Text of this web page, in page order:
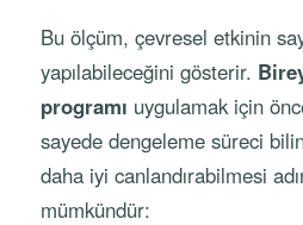
Bu ölçüm, çevresel etkinin
yapılabileceğini gösterir.
programı uygulamak için
sayede dengeleme süreci
daha iyi canlandırabilmesi
mümkündür: